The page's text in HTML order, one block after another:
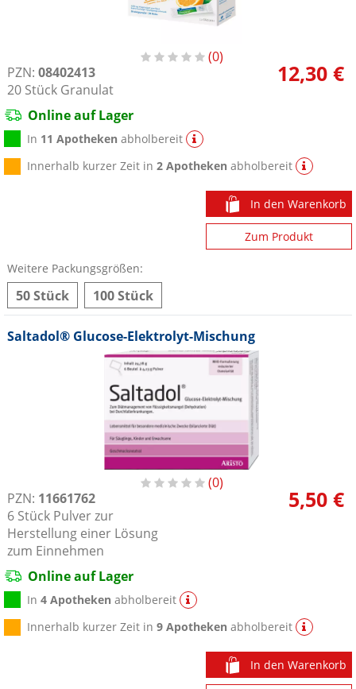
0
PZN: 08402413
20 Stück Granulat
12,30 €
Online auf Lager
In 11 Apotheken abholbereit
Innerhalb kurzer Zeit in2 Apotheken abholbereit
In den Warenkorb
Zum Produkt
Weitere Packungsgrößen:
50 Stück 100 Stück
Saltadol® Glucose-Elektrolyt-Mischung
0
PZN: 11661762
6 Stück Pulver zur
Herstellung einer Lösung
zum Einnehmen
5,50 €
Online auf Lager
In4 Apotheken abholbereit
Innerhalb kurzer Zeit in9 Apotheken abholbereit
In den Warenkorb